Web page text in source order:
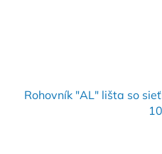
Rohovník "AL" lišta so